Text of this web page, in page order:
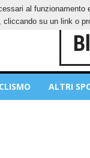
PRIVACY POLICY
ALTRI
al
su un link o